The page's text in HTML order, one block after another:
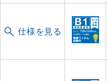
仕様を見る